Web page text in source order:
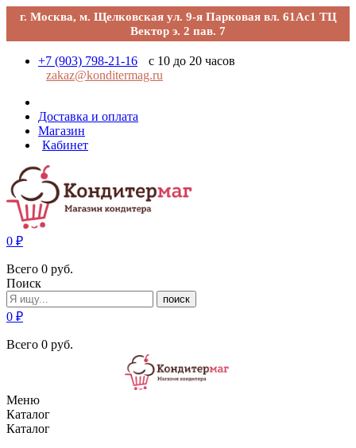
г. Москва, м. Щелковская ул. 9-я Парковая вл. 61Ас1 ТЦ
Вектор э. 2 пав. 7
+7 (903) 798-21-16
с 10 до 20 часов
zakaz@konditermag.ru
Доставка и оплата
Магазин
Кабинет
0 ₽
Всего 0 руб.
Поиск
поиск
0 ₽
Всего 0 руб.
Меню
Каталог
Каталог